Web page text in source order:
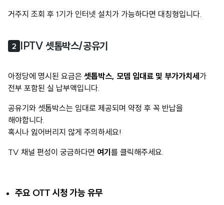
거주지 조회 후 1기가 인터넷 설치가 가능하다면 대칭형입니다.
2 IPTV 셋톱박스/공유기
아정당에 명시된 요금은 셋톱박스, 모뎀 임대료 및 부가가치세 가
전부 포함된 실 납부액입니다.
공유기와 셋톱박스는 임대로 제공되며 약정 후 꼭 반납을
해야합니다.
혹시나 잃어버리지 않게 주의하세요!
TV 채널 편성이 궁금하다면 여기 를 클릭해주세요.
주요 OTT 시청 가능 유무